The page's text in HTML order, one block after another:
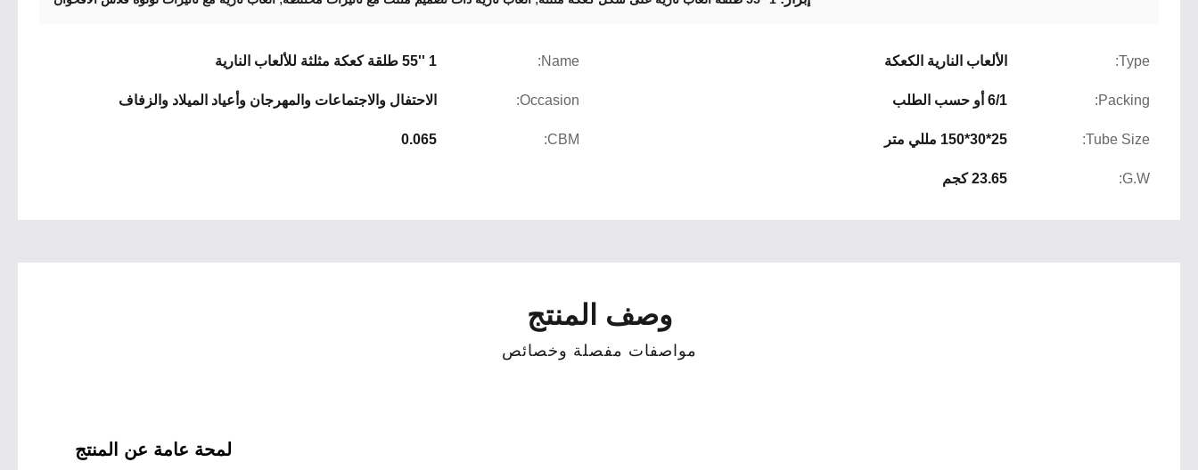
Type: الألعاب النارية الكعكة Name: 1 ''55 طلقة كعكة مثلثة للألعاب النارية
Packing: 6/1 أو حسب الطلب Occasion: الاحتفال والاجتماعات والمهرجان وأعياد الميلاد والزفاف
Tube Size: 25*30*150 مللي متر CBM:
0.065
G.W: 23.65 كجم
وصف المنتج
مواصفات مفصلة وخصائص
لمحة عامة عن المنتج